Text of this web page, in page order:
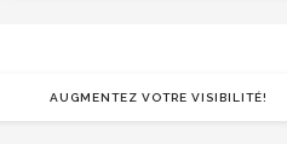
AUGMENTEZ VOTRE VISIBILITÉ!